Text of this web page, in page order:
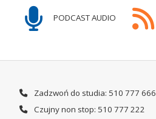
PODCAST AUDIO
Zadzwoń do studia: 510 777 666
Czujny non stop: 510 777 222